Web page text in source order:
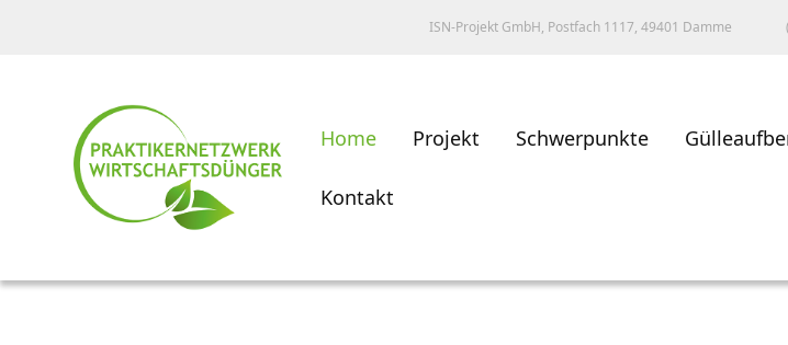
ISN-Projekt GmbH, Postfach 1117, 49401 Damme
Home Projekt Schwerpunkte
Kontakt